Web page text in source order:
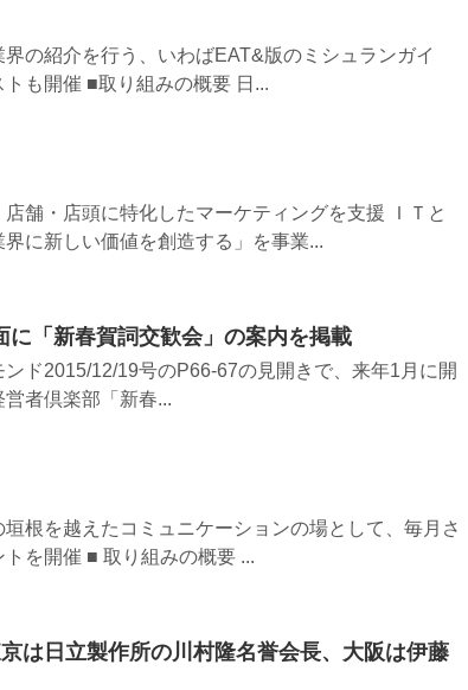
の紹介を行う、いわばEAT&版のミシュランガイ
トも開催 ■取り組みの概要 日...
舗・店頭に特化したマーケティングを支援 ＩＴと
に新しい価値を創造する」を事業...
に「新春賀詞交歓会」の案内を掲載
ド2015/12/19号のP66-67の見開きで、来年1月に開
者倶楽部「新春...
根を越えたコミュニケーションの場として、毎月さ
を開催 ■ 取り組みの概要 ...
京は日立製作所の川村隆名誉会長、大阪は伊藤